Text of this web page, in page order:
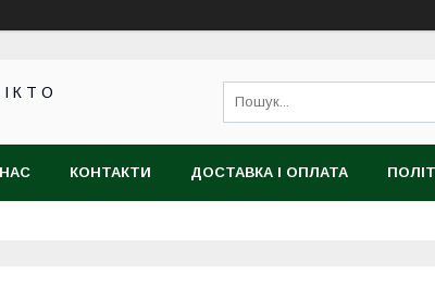
І К Т О
КОНТАКТИ ДОСТАВКА І ОПЛАТА